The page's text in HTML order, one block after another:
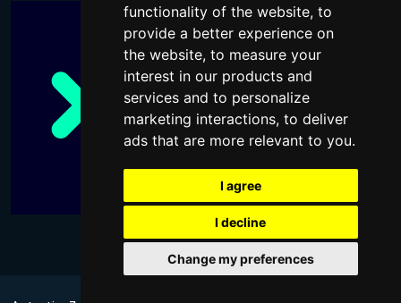
functionality of the website, to
provide a better experience on
the website, to measure your
interest in our products and
services and to personalize
marketing interactions, to deliver
ads that are more relevant to you.
I agree
I decline
Change my preferences